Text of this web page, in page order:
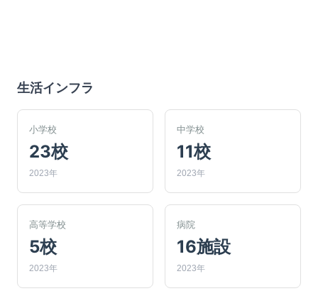
生活インフラ
小学校
23校
2023年
中学校
11校
2023年
高等学校
5校
2023年
病院
16施設
2023年